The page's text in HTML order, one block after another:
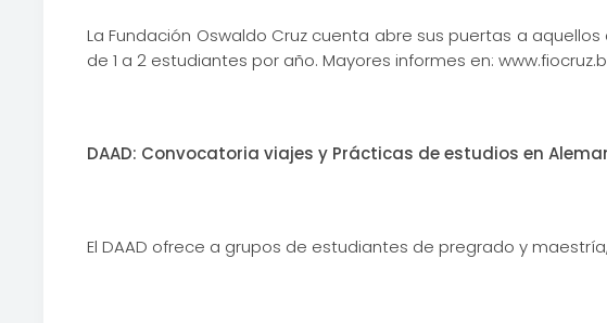
La Fundación Oswaldo Cruz cuenta abre sus puertas a
de 1 a 2 estudiantes por año. Mayores informes en:
DAAD: Convocatoria viajes y Prácticas de estudios en
El DAAD ofrece a grupos de estudiantes de pregrado y